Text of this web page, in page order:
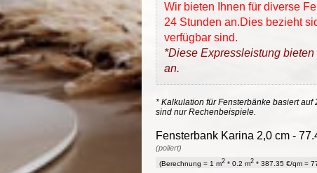
Wir bieten Ihnen für diverse
24 Stunden an.Dies bezieht
verfügbar sind.
*Diese Expressleistung
an.
* Kalkulation für Fensterbänke basiert
sind nur Rechenbeispiele.
Fensterbank Karina 2,0 cm -
(poliert)
(Berechnung = 1 m2 * 0.2 m2 * 387.35 €/qm =